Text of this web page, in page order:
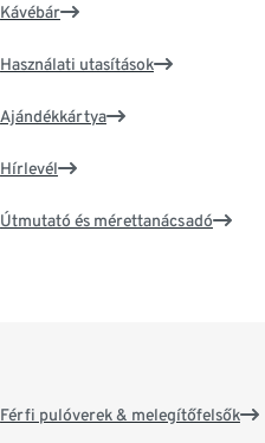
Kávébár
Használati utasítások
Ajándékkártya
Hírlevél
Útmutató és mérettanácsadó
Férfi pulóverek & melegítőfelsők